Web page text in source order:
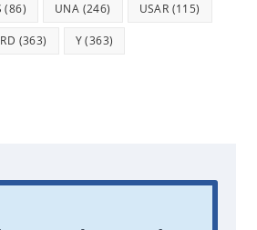
(86) UNA (246) USAR (115)
(363) Y(363)